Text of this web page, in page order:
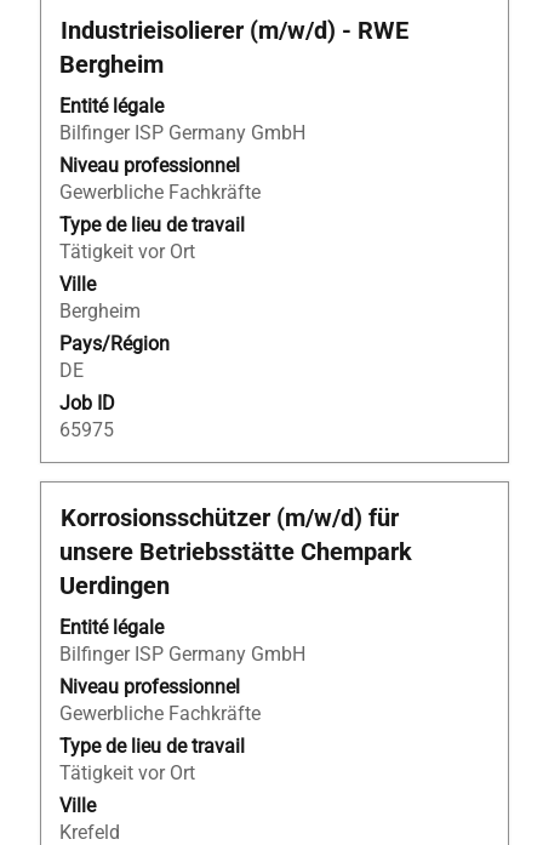
Titre
Industrieisolierer (m/w/d) - RWE
Bergheim
Entité légale
Bilfinger ISP Germany GmbH
Niveau professionnel
Gewerbliche Fachkräfte
Type de lieu de travail
Tätigkeit vor Ort
Ville
Bergheim
Pays/Région
DE
Job ID
65975
Sélectionnez
avec
la
barre
d’espacement
pour
afficher
tout
le
contenu
des
informations
d’emploi.
Titre
Korrosionsschützer (m/w/d) für
unsere Betriebsstätte Chempark
Uerdingen
Entité légale
Bilfinger ISP Germany GmbH
Niveau professionnel
Gewerbliche Fachkräfte
Type de lieu de travail
Tätigkeit vor Ort
Ville
Krefeld
Sélectionnez
la
barre
d’espacement
pour
afficher
tout
le
contenu
des
informations
d’emploi.